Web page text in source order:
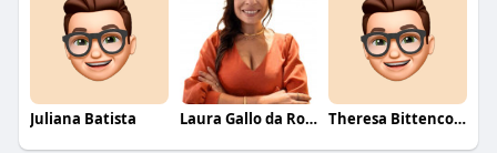
Juliana Batista Laura Gallo da Rosa Theresa Bittencourt